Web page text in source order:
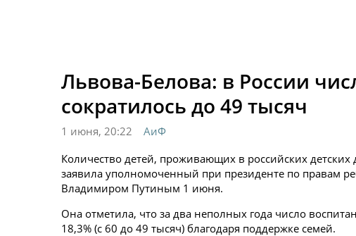
Львова-Белова: в России
сократилось до 49 тысяч
1 июня, 20:22
АиФ
Количество детей, проживающих в российских
заявила уполномоченный при президенте по правам
Владимиром Путиным 1 июня.
Она отметила, что за два неполных года число
18,3% (с 60 до 49 тысяч) благодаря поддержке семей.